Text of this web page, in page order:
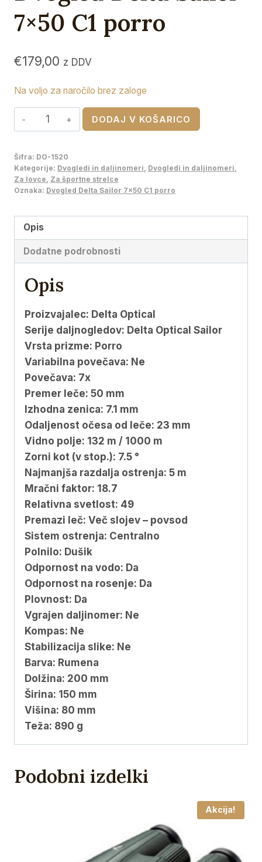
7×50 C1 porro
€179,00 z DDV
Na voljo za naročilo brez zaloge
Dvogled
Delta
7x50
C1
porro
DODAJ V KOŠARICO
Šifra: DO-1520
Kategorije: Dvogledi in daljinomeri Dvogledi in daljinomeri
Za lovce Za športne strelce
Oznaka: Dvogled Delta Sailor 7x50 C1 porro
Opis
Dodatne podrobnosti
Opis
Proizvajalec: Delta Optical
Serije daljnogledov: Delta Optical Sailor
Vrsta prizme: Porro
Variabilna povečava: Ne
Povečava: 7x
Premer leče: 50 mm
Izhodna zenica: 7.1 mm
Odaljenost očesa od leče: 23 mm
Vidno polje: 132 m / 1000 m
Zorni kot (v stop.): 7.5 °
Najmanjša razdalja ostrenja: 5 m
Mračni faktor: 18.7
Relativna svetlost: 49
Premazi leč: Več slojev – povsod
Sistem ostrenja: Centralno
Polnilo: Dušik
Odpornost na vodo: Da
Odpornost na rosenje: Da
Plovnost: Da
Vgrajen daljinomer: Ne
Kompas: Ne
Stabilizacija slike: Ne
Barva: Rumena
Dolžina: 200 mm
Širina: 150 mm
Višina: 80 mm
Teža: 890 g
Podobni izdelki
Akcija!